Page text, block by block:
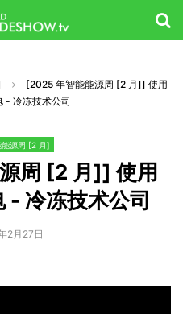
[2025 年智能能源周 [2 月]] 使用
- 冷冻技术公司
源周 [2 月]
周 [2 月]] 使用
- 冷冻技术公司
2月27日